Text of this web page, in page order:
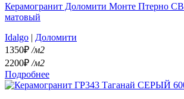
Керамогранит Доломити Монте Птерно
матовый
Idalgo | Доломити
1350₽ /м2
2200₽ /м2
Подробнее